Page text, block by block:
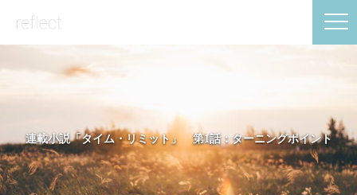
連載小説「タイム・リミット」 第1話：ターニングポイント